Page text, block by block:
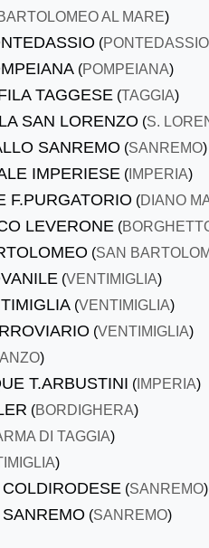
AL MARE)
(PONTEDASSIO
(POMPEIANA)
TAGGESE (TAGGIA)
SAN LORENZO (S.
SANREMO (SANREMO)
IMPERIESE ( IMPERIA)
F.PURGATORIO (DIANO
LEVERONE (
(SAN
(VENTIMIGLIA)
(VENTIMIGLIA)
(VENTIMIGLIA)
)
T.ARBUSTINI ( IMPERIA)
(BORDIGHERA)
DI TAGGIA)
)
(SANREMO)
(SANREMO)